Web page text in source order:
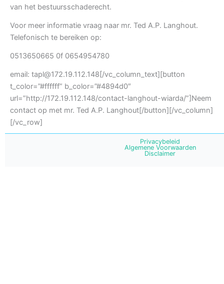
van het bestuursschaderecht.
Voor meer informatie vraag naar mr. Ted A.P. Langhout.
Telefonisch te bereiken op:
0513650665 0f 0654954780
email: tapl@172.19.112.148[/vc_column_text][button
t_color=”#ffffff” b_color=”#4894d0″
url=”http://172.19.112.148/contact-langhout-wiarda/”]Neem
contact op met mr. Ted A.P. Langhout[/button][/vc_column]
[/vc_row]
Privacybeleid
Algemene Voorwaarden
Disclaimer